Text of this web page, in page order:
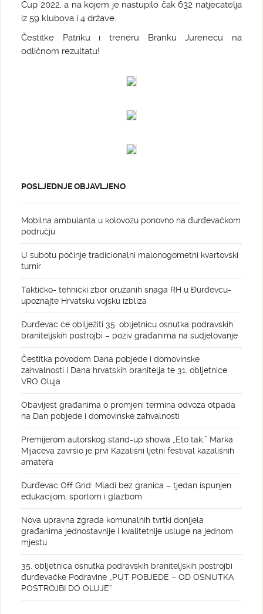
Cup 2022, a na kojem je nastupilo čak 632 natjecatelja
iz 59 klubova i 4 države.
Čestitke Patriku i treneru Branku Jurenecu na
odličnom rezultatu!
POSLJEDNJE OBJAVLJENO
Mobilna ambulanta u kolovozu ponovno na đurđevačkom
području
U subotu počinje tradicionalni malonogometni kvartovski
turnir
Taktičko- tehnički zbor oružanih snaga RH u Đurđevcu-
upoznajte Hrvatsku vojsku izbliza
Đurđevac će obilježiti 35. obljetnicu osnutka podravskih
braniteljskih postrojbi – poziv građanima na sudjelovanje
Čestitka povodom Dana pobjede i domovinske
zahvalnosti i Dana hrvatskih branitelja te 31. obljetnice
VRO Oluja
Obavijest građanima o promjeni termina odvoza otpada
na Dan pobjede i domovinske zahvalnosti
Premijerom autorskog stand-up showa „Eto tak.” Marka
Mijaceva završio je prvi Kazališni ljetni festival kazališnih
amatera
Đurđevac Off Grid: Mladi bez granica – tjedan ispunjen
edukacijom, sportom i glazbom
Nova upravna zgrada komunalnih tvrtki donijela
građanima jednostavnije i kvalitetnije usluge na jednom
mjestu
35. obljetnica osnutka podravskih braniteljskih postrojbi
đurđevačke Podravine „PUT POBJEDE – OD OSNUTKA
POSTROJBI DO OLUJE“